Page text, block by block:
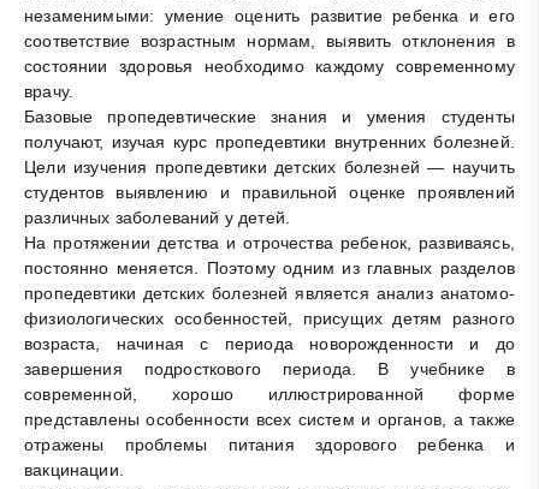
незаменимыми: умение оценить развитие ребенка и его
соответствие возрастным нормам, выявить отклонения в
состоянии здоровья необходимо каждому современному
врачу.
Базовые пропедевтические знания и умения студенты
получают, изучая курс пропедевтики внутренних болезней.
Цели изучения пропедевтики детских болезней — научить
студентов выявлению и правильной оценке проявлений
различных заболеваний у детей.
На протяжении детства и отрочества ребенок, развиваясь,
постоянно меняется. Поэтому одним из главных разделов
пропедевтики детских болезней является анализ анатомо-
физиологических особенностей, присущих детям разного
возраста, начиная с периода новорожденности и до
завершения подросткового периода. В учебнике в
современной, хорошо иллюстрированной форме
представлены особенности всех систем и органов, а также
отражены проблемы питания здорового ребенка и
вакцинации.